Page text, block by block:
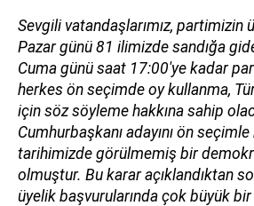
Sevgili vatandaşlarımız, partimizin
Pazar günü 81 ilimizde sandığa
Cuma günü saat 17:00'ye kadar
herkes ön seçimde oy kullanma,
için söz söyleme hakkına sahip
Cumhurbaşkanı adayını ön
tarihimizde görülmemiş bir
olmuştur. Bu karar açıklandıktan
üyelik başvurularında çok büyük bir